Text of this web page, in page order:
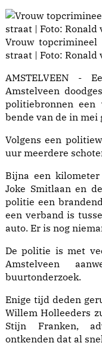
Vrouw topcrimineel
straat | Foto: Ronald
AMSTELVEEN -
Amstelveen
politiebronnen
bende van de in mei
Volgens een
uur meerdere
Bijna een
Joke Smitlaan en
politie een
een verband is
auto. Er is nog
De politie is met
Amstelveen
buurtonderzoek.
Enige tijd deden
Willem Holleeders
Stijn Franken,
ontkenden dat al